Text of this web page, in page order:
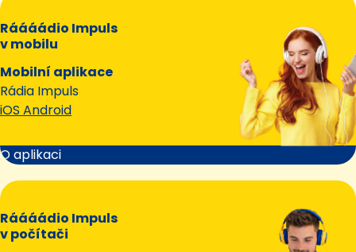
Ráááádio Impuls
v mobilu
Mobilní aplikace
Rádia Impuls
iOS Android
O aplikaci
Ráááádio Impuls
v počítači